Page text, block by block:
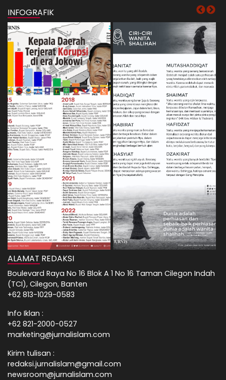
INFOGRAFIK
ALAMAT REDAKSI
Boulevard Raya No 16 Blok A 1 No 16 Taman Cilegon Indah
(TCI), Cilegon, Banten
+62 813-1029-0583
Info Iklan :
+62 821-2000-0527
marketing@jurnalislam.com
Kirim tulisan :
redaksi.jurnalislam@gmail.com
newsroom@jurnalislam.com